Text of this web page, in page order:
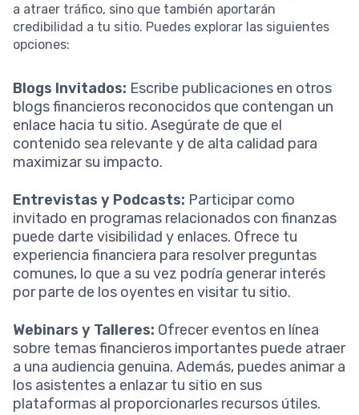
a atraer tráfico, sino que también aportarán
credibilidad a tu sitio. Puedes explorar las siguientes
opciones:
Blogs Invitados: Escribe publicaciones en otros
blogs financieros reconocidos que contengan un
enlace hacia tu sitio. Asegúrate de que el
contenido sea relevante y de alta calidad para
maximizar su impacto.
Entrevistas y Podcasts: Participar como
invitado en programas relacionados con finanzas
puede darte visibilidad y enlaces. Ofrece tu
experiencia financiera para resolver preguntas
comunes, lo que a su vez podría generar interés
por parte de los oyentes en visitar tu sitio.
Webinars y Talleres: Ofrecer eventos en línea
sobre temas financieros importantes puede atraer
a una audiencia genuina. Además, puedes animar a
los asistentes a enlazar tu sitio en sus
plataformas al proporcionarles recursos útiles.